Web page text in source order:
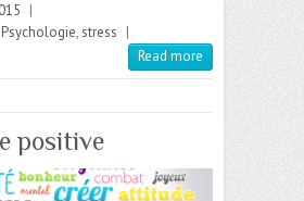
|
Psychologie,stress |
Read more
positive